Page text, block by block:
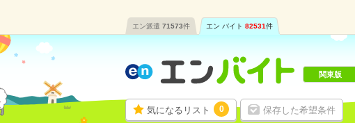
エン派遣 71573件 エン バイト 82531件
気になるリスト 0 保存した希望条件
関東版